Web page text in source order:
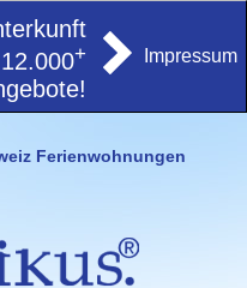
+ Impressum
Ferienwohnungen